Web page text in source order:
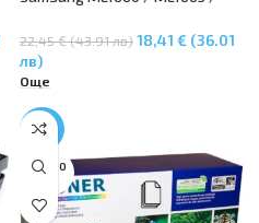
Samsung SCX3200/3205
22,45 € (43.91 лв)18,41 € (36.01
лв)
Още
-28%
SOLD O